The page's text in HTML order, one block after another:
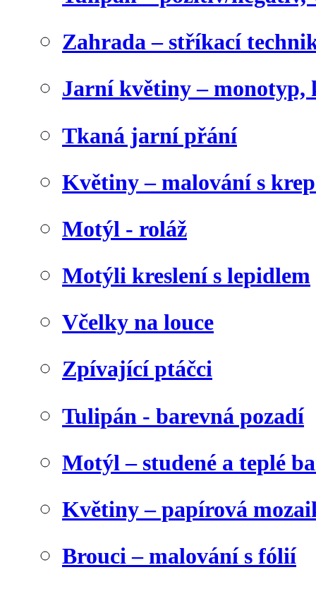
Zahrada – stříkací
Jarní květiny – monotyp,
Tkaná jarní přání
Květiny – malování s
Motýl - roláž
Motýli kreslení s lepidlem
Včelky na louce
Zpívající ptáčci
Tulipán - barevná pozadí
Motýl – studené a teplé
Květiny – papírová
Brouci – malování s fólií